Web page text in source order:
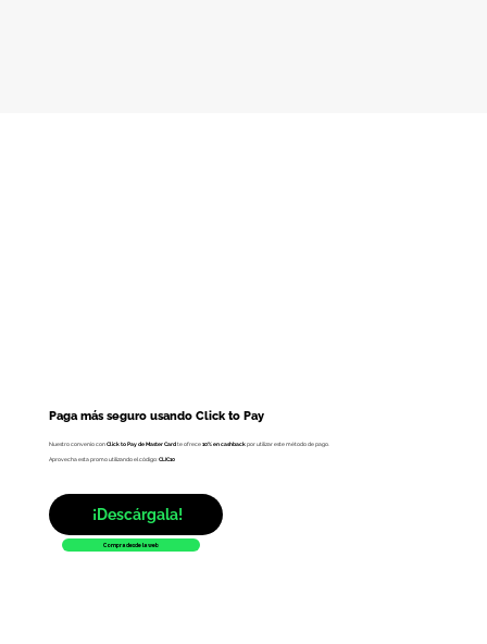
Paga más seguro usando Click to Pay
Nuestro convenio conClick to Pay de Master Cardte ofrece10% en cashbackpor utilizar este método de pago.
Aprovecha esta promo utilizando el código:CLIC10
¡Descárgala!
Compra desde la web